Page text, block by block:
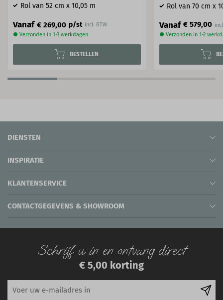
Rol van 52 cm x 10,05 m
Vanaf € 269,00 p/st incl. BTW
● Verzonden in 1-3 werkdagen
BESTELLEN
Rol van 70 cm x
Vanaf € 579,00
● Verzonden in 1-2
DIENSTEN
INSPIRATIE
KLANTENSERVICE
CONTACTGEGEVENS & SHOWROOM
Schrijf u in en ontvang direct
€ 5,00 korting